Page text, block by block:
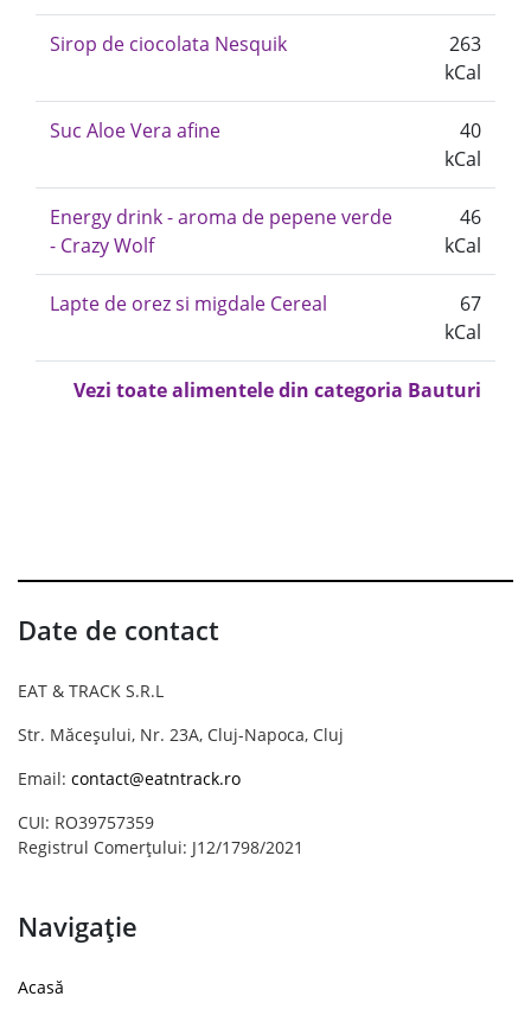
Sirop de ciocolata Nesquik
263
kCal
Suc Aloe Vera afine
40
kCal
Energy drink - aroma de pepene verde
- Crazy Wolf
46
kCal
Lapte de orez si migdale Cereal
67
kCal
Vezi toate alimentele din categoria Bauturi
Date de contact
EAT & TRACK S.R.L
Str. Măceșului, Nr. 23A, Cluj-Napoca, Cluj
Email: contact@eatntrack.ro
CUI: RO39757359
Registrul Comerțului: J12/1798/2021
Navigație
Acasă